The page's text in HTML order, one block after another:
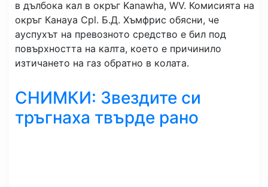
в дълбока кал в окръг Kanawha, WV. Комисията на
окръг Канауа Cpl. Б.Д. Хъмфрис обясни, че
ауспухът на превозното средство е бил под
повърхността на калта, което е причинило
изтичането на газ обратно в колата.
СНИМКИ: Звездите си
тръгнаха твърде рано